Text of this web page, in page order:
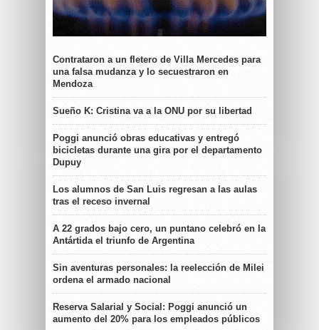
Contrataron a un fletero de Villa Mercedes para
una falsa mudanza y lo secuestraron en
Mendoza
Sueño K: Cristina va a la ONU por su libertad
Poggi anunció obras educativas y entregó
bicicletas durante una gira por el departamento
Dupuy
Los alumnos de San Luis regresan a las aulas
tras el receso invernal
A 22 grados bajo cero, un puntano celebró en la
Antártida el triunfo de Argentina
Sin aventuras personales: la reelección de Milei
ordena el armado nacional
Reserva Salarial y Social: Poggi anunció un
aumento del 20% para los empleados públicos